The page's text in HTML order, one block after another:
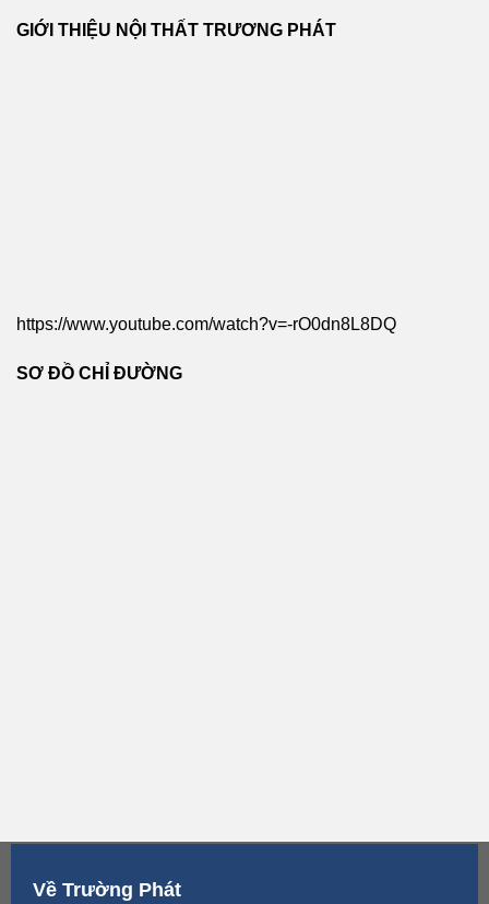
GIỚI THIỆU NỘI THẤT TRƯƠNG PHÁT
https://www.youtube.com/watch?v=-rO0dn8L8DQ
SƠ ĐỒ CHỈ ĐƯỜNG
Về Trường Phát